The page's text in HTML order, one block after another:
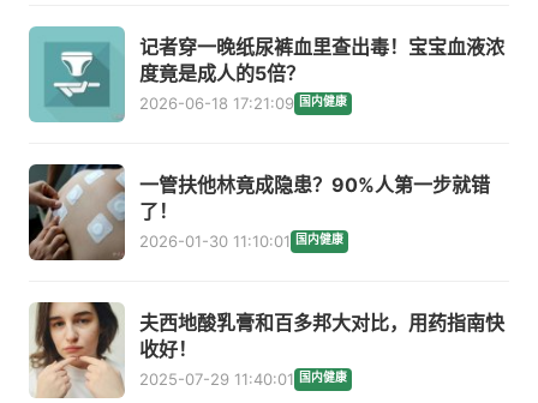
记者穿一晚纸尿裤血里查出毒！宝宝血液浓
度竟是成人的5倍？
2026-06-18 17:21:09 国内健康
一管扶他林竟成隐患？90%人第一步就错
了！
2026-01-30 11:10:01 国内健康
夫西地酸乳膏和百多邦大对比，用药指南快
收好！
2025-07-29 11:40:01 国内健康